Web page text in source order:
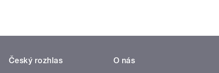
Český rozhlas
O nás